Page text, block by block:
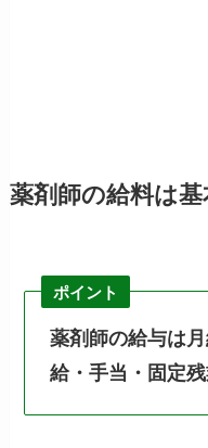
薬剤師の給料は
ポイント
薬剤師の給与は
給・手当・固定